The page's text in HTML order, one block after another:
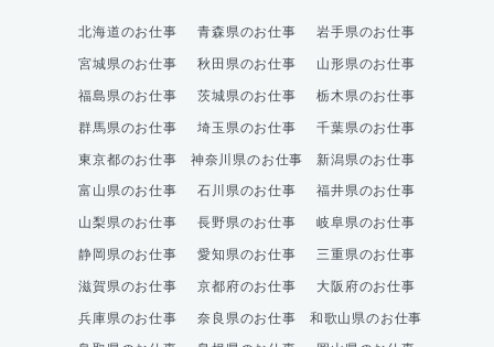
北海道のお仕事 青森県のお仕事 岩手県のお仕事
宮城県のお仕事 秋田県のお仕事 山形県のお仕事
福島県のお仕事 茨城県のお仕事 栃木県のお仕事
群馬県のお仕事 埼玉県のお仕事 千葉県のお仕事
東京都のお仕事 神奈川県のお仕事 新潟県のお仕事
富山県のお仕事 石川県のお仕事 福井県のお仕事
山梨県のお仕事 長野県のお仕事 岐阜県のお仕事
静岡県のお仕事 愛知県のお仕事 三重県のお仕事
滋賀県のお仕事 京都府のお仕事 大阪府のお仕事
兵庫県のお仕事 奈良県のお仕事 和歌山県のお仕事